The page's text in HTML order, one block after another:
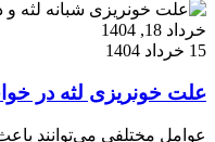
خرداد 18, 1404
15 خرداد 1404
علت خونریزی لثه در
عوامل مختلفی می‌توانند